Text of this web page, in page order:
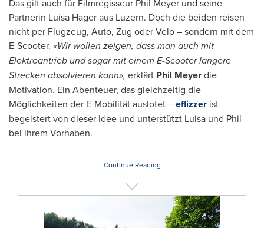
Das gilt auch für Filmregisseur Phil Meyer und seine
Partnerin Luisa Hager aus Luzern. Doch die beiden reisen
nicht per Flugzeug, Auto, Zug oder Velo – sondern mit dem
E-Scooter. «Wir wollen zeigen, dass man auch mit
Elektroantrieb und sogar mit einem E-Scooter längere
Strecken absolvieren kann», erklärt Phil Meyerdie
Motivation. Ein Abenteuer, das gleichzeitig die
Möglichkeiten der E-Mobilität auslotet –eflizzer ist
begeistert von dieser Idee und unterstützt Luisa und Phil
bei ihrem Vorhaben.
Continue Reading